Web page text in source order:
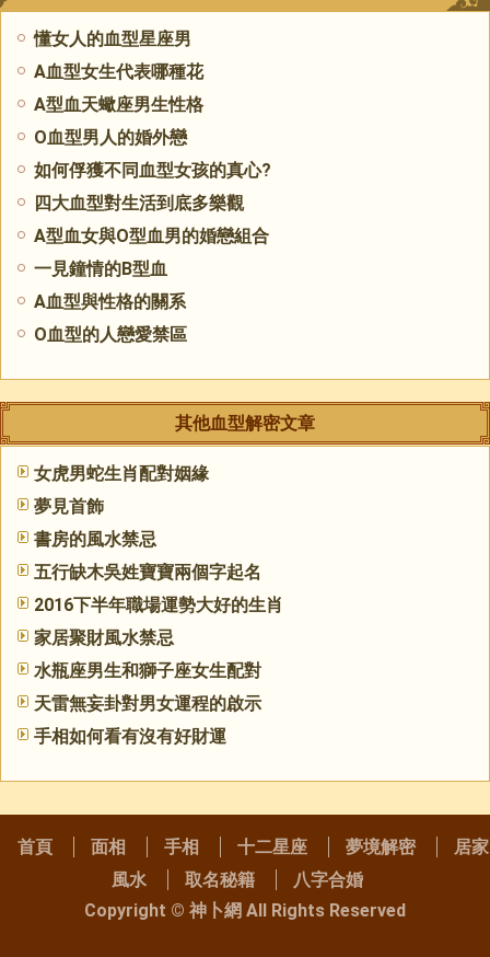
懂女人的血型星座男
A血型女生代表哪種花
A型血天蠍座男生性格
O血型男人的婚外戀
如何俘獲不同血型女孩的真心?
四大血型對生活到底多樂觀
A型血女與O型血男的婚戀組合
一見鐘情的B型血
A血型與性格的關系
O血型的人戀愛禁區
其他血型解密文章
女虎男蛇生肖配對姻緣
夢見首飾
書房的風水禁忌
五行缺木吳姓寶寶兩個字起名
2016下半年職場運勢大好的生肖
家居聚財風水禁忌
水瓶座男生和獅子座女生配對
天雷無妄卦對男女運程的啟示
手相如何看有沒有好財運
首頁 面相 手相 十二星座 夢境解密
居家
風水
取名秘籍
八字合婚
Copyright © 神卜網 All Rights Reserved